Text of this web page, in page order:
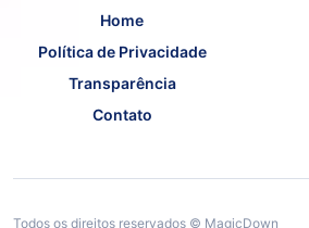
Home
Política de Privacidade
Transparência
Contato
Todos os direitos reservados © MagicDown